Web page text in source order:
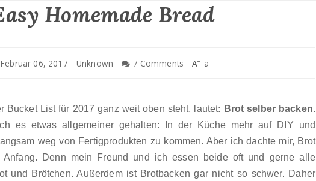
Homemade Bread
Februar 06, 2017 Unknown 7 Comments A+ a-
Bucket List für 2017 ganz weit oben steht, lautet: Brot selber backen.
es etwas allgemeiner gehalten: In der Küche mehr auf DIY und
weg von Fertigprodukten zu kommen. Aber ich dachte mir, Brot
Denn mein Freund und ich essen beide oft und gerne alle
und Brötchen. Außerdem ist Brotbacken gar nicht so schwer. Daher